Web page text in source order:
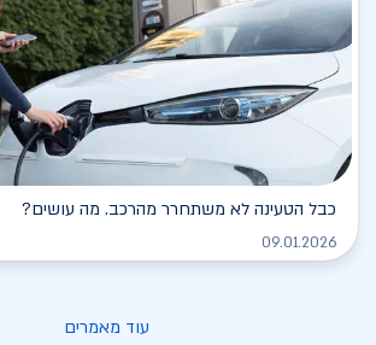
כבל הטעינה לא משתחרר מהרכב. מה עושים?
09.01.2026
עוד מאמרים